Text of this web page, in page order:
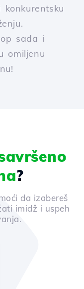
sada i
omiljenu
?
da izabereš
imidž i uspeh